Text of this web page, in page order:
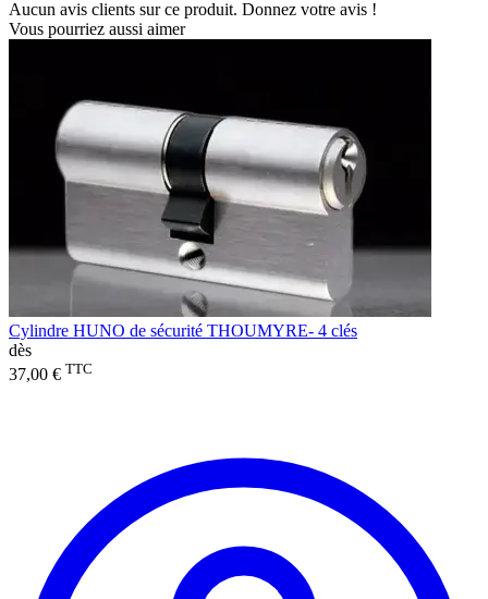
Aucun avis clients sur ce produit. Donnez votre avis !
Vous pourriez aussi aimer
Cylindre HUNO de sécurité THOUMYRE- 4 clés
dès
37,00 € TTC